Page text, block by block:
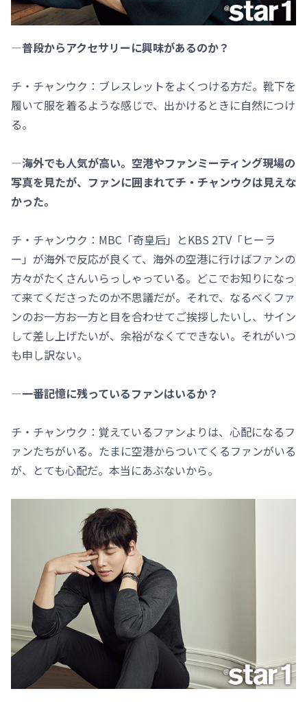
―普段からアクセサリーに興味があるのか？
チ・チャンウク：ブレスレットをよくつける方だ。靴下を
履いて服を着るような感じで、出かけるときに自然につけ
る。
―海外でも人気が高い。空港やファンミーティング現場の
写真を見たが、ファンに囲まれてチ・チャンウクは見えな
かった。
チ・チャンウク：MBC「奇皇后」とKBS 2TV「ヒーラ
ー」が海外で反応が良くて、海外の空港に行けばファンの
方々がたくさんいらっしゃっている。どこでお知りになっ
て来てくださったのか不思議だが。それで、なるべくファ
ンのお一方お一方と目を合わせてご挨拶したいし、サイン
して差し上げたいが、余裕がなくてできない。それがいつ
も申し訳ない。
―一番記憶に残っているファンはいるか？
チ・チャンウク：覚えているファンよりは、心配になるフ
ァンたちがいる。たまに空港からついてくるファンがいる
が、とても心配だ。本当にあぶないから。